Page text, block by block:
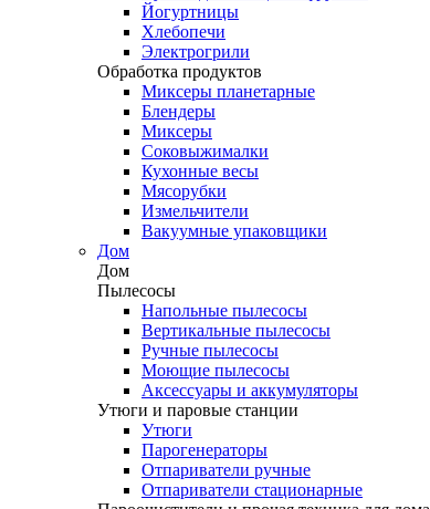
Йогуртницы
Хлебопечи
Электрогрили
Обработка продуктов
Миксеры планетарные
Блендеры
Миксеры
Соковыжималки
Кухонные весы
Мясорубки
Измельчители
Вакуумные упаковщики
Дом
Дом
Пылесосы
Напольные пылесосы
Вертикальные пылесосы
Ручные пылесосы
Моющие пылесосы
Аксессуары и аккумуляторы
Утюги и паровые станции
Утюги
Парогенераторы
Отпариватели ручные
Отпариватели стационарные